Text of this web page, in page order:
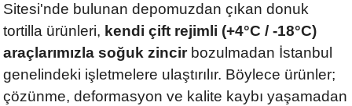
Sitesi'nde bulunan depomuzdan çıkan donuk
tortilla ürünleri, kendi çift rejimli (+4°C / -18°C)
araçlarımızla soğuk zincirbozulmadan İstanbul
genelindeki işletmelere ulaştırılır. Böylece ürünler;
çözünme, deformasyon ve kalite kaybı yaşamadan